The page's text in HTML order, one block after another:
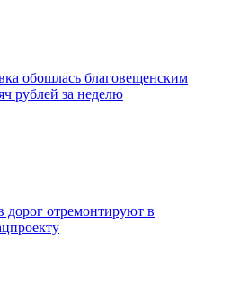
обошлась благовещенским
рублей за неделю
дорог отремонтируют в